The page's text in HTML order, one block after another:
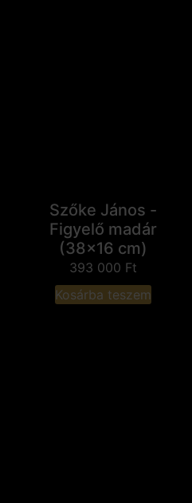
Szőke János -
Figyelő madár
(38x16 cm)
393 000 Ft
Kosárba teszem